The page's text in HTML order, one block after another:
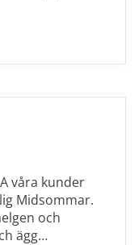
våra kunder
Midsommar.
och
ägg…